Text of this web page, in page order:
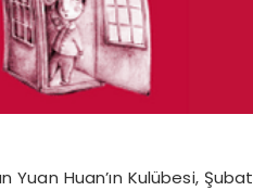
Yuan Huan’ın Kulübesi,